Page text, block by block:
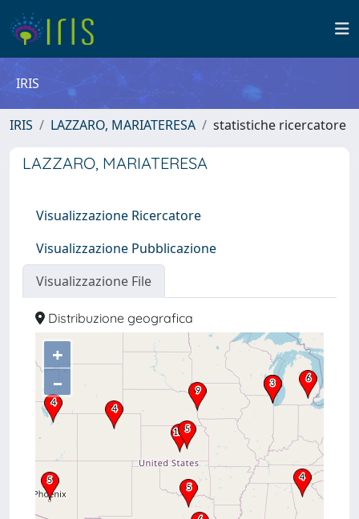
IRIS
IRIS LAZZARO, MARIATERESA statistiche ricercatore
LAZZARO, MARIATERESA
Visualizzazione Ricercatore
Visualizzazione Pubblicazione
Visualizzazione File
Distribuzione geografica
+
–